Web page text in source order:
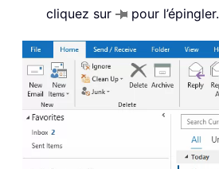
cliquez sur
pour l’épingler.